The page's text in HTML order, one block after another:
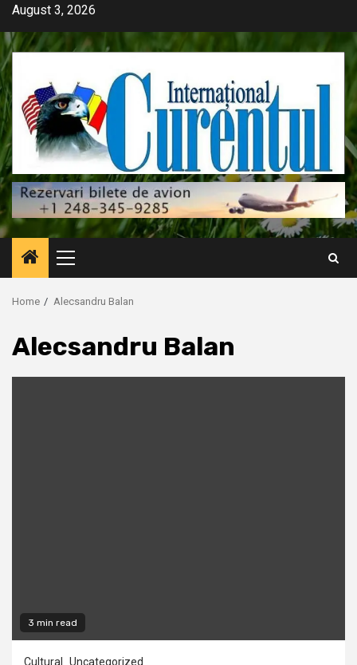
Skip
content
August 3, 2026
Primary
Menu
Home Alecsandru Balan
Alecsandru Balan
3 min read
Cultural Uncategorized